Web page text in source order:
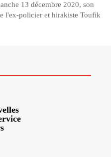
13 décembre 2020, son
l'ex-policier et hirakiste Toufik